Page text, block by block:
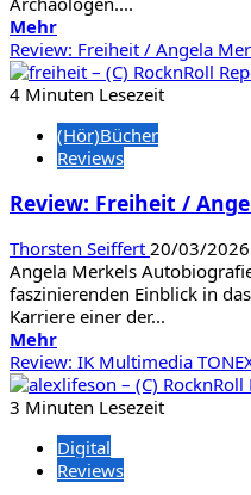
MehrMehr
Informationen
über
Review:
Jones
und
große
Review: Freiheit / Angela
4 Minuten Lesezeit
(Hör)Bücher
Reviews
Review: Freiheit /
Thorsten Seiffert 20/03/2026
Angela Merkels
faszinierenden Einblick in
Karriere einer der...
MehrMehr
Informationen
über
Review:
/
Angela
Review: IK Multimedia
3 Minuten Lesezeit
Digital
Reviews